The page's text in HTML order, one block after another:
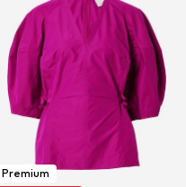
Premium